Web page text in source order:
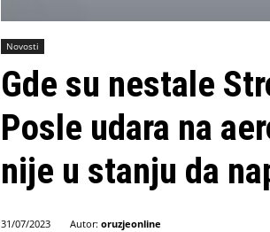
Novosti
Gde su nestale
Posle udara na
nije u stanju da
31/07/2023 Autor: oruzjeonline